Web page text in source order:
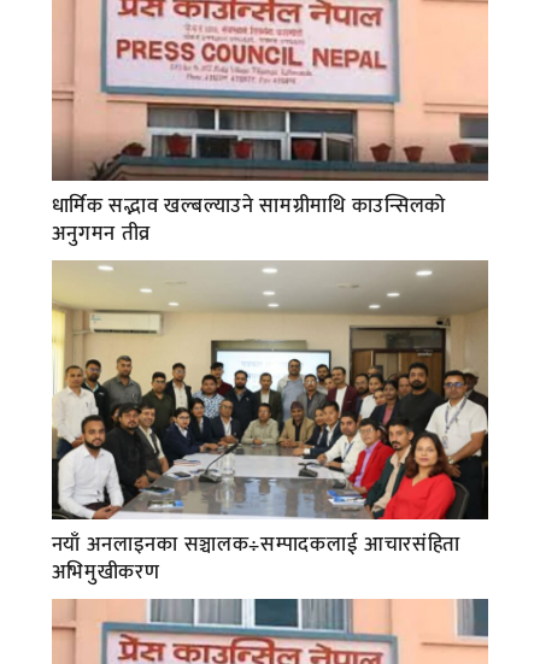
धार्मिक सद्भाव खल्बल्याउने सामग्रीमाथि काउन्सिलको
अनुगमन तीव्र
नयाँ अनलाइनका सञ्चालक÷सम्पादकलाई आचारसंहिता
अभिमुखीकरण